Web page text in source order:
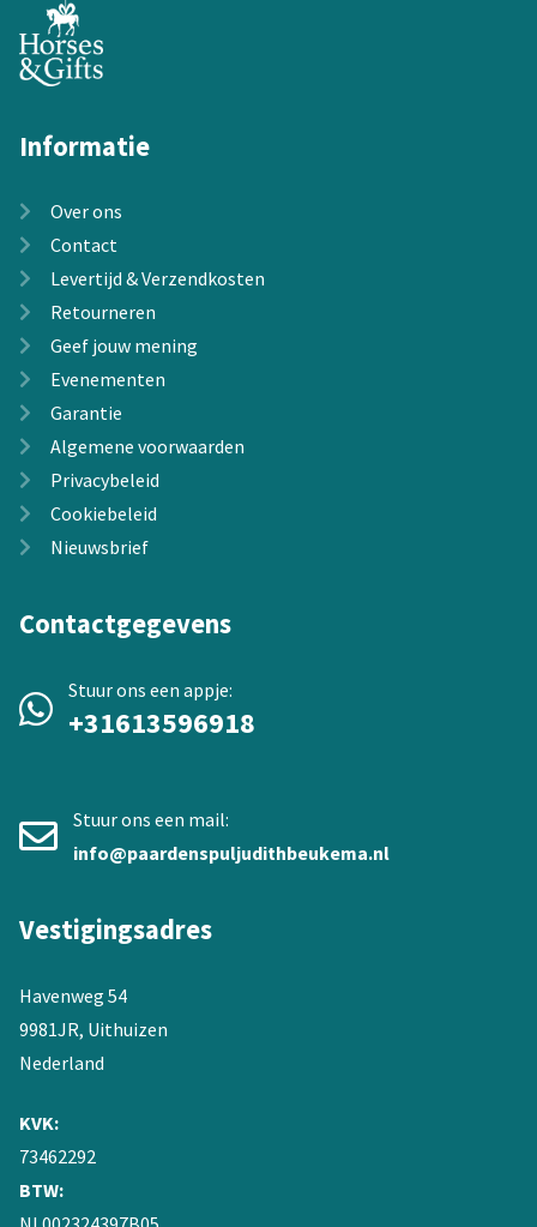
Informatie
Over ons
Contact
Levertijd & Verzendkosten
Retourneren
Geef jouw mening
Evenementen
Garantie
Algemene voorwaarden
Privacybeleid
Cookiebeleid
Nieuwsbrief
Contactgegevens
Stuur ons een appje:
+31613596918
Stuur ons een mail:
info@paardenspuljudithbeukema.nl
Vestigingsadres
Havenweg 54
9981JR, Uithuizen
Nederland
KVK:
73462292
BTW: